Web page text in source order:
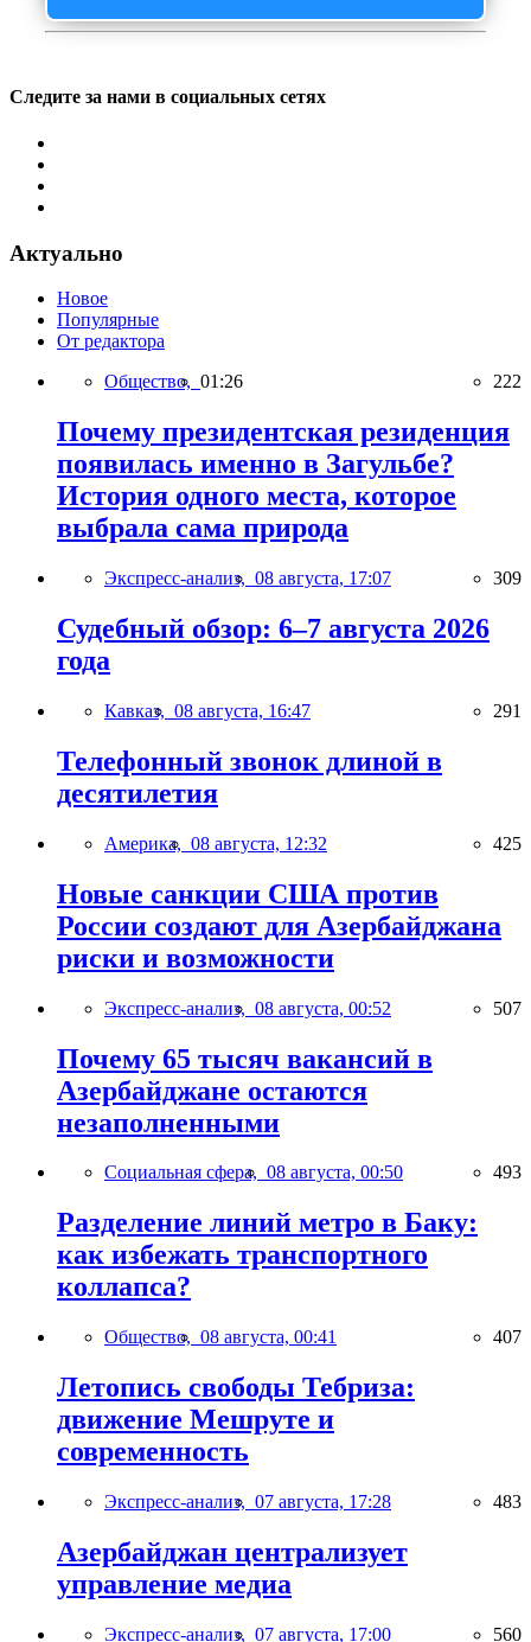
Следите за нами в социальных сетях
Актуально
Новое
Популярные
От редактора
Общество, 01:26 222
Почему президентская резиденция
появилась именно в Загульбе?
История одного места, которое
выбрала сама природа
Экспресс-анализ, 08 августа, 17:07 309
Судебный обзор: 6–7 августа 2026
года
Кавказ, 08 августа, 16:47 291
Телефонный звонок длиной в
десятилетия
Америка, 08 августа, 12:32 425
Новые санкции США против
России создают для Азербайджана
риски и возможности
Экспресс-анализ, 08 августа, 00:52 507
Почему 65 тысяч вакансий в
Азербайджане остаются
незаполненными
Социальная сфера, 08 августа, 00:50 493
Разделение линий метро в Баку:
как избежать транспортного
коллапса?
Общество, 08 августа, 00:41 407
Летопись свободы Тебриза:
движение Мешруте и
современность
Экспресс-анализ, 07 августа, 17:28 483
Азербайджан централизует
управление медиа
Экспресс-анализ, 07 августа, 17:00 560